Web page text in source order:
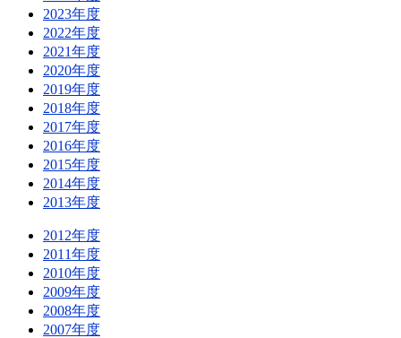
2023年度
2022年度
2021年度
2020年度
2019年度
2018年度
2017年度
2016年度
2015年度
2014年度
2013年度
2012年度
2011年度
2010年度
2009年度
2008年度
2007年度